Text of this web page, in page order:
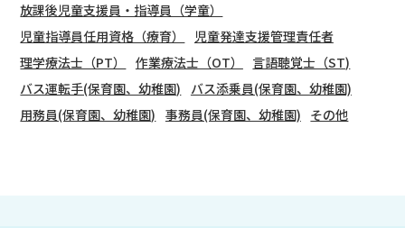
放課後児童支援員・指導員（学童）
児童指導員任用資格（療育）
児童発達支援管理責任者
理学療法士（PT）
作業療法士（OT）
言語聴覚士（ST)
バス運転手(保育園、幼稚園)
バス添乗員(保育園、幼稚園)
用務員(保育園、幼稚園) 事務員(保育園、幼稚園) その他